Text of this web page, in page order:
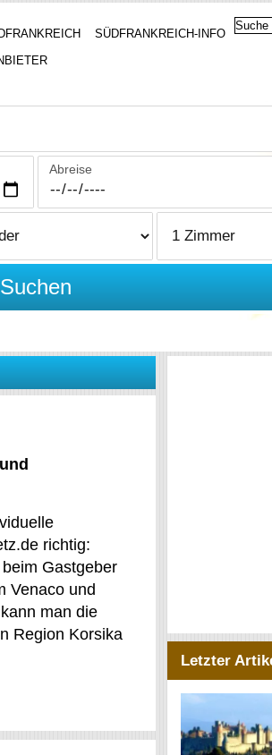
SÜDFRANKREICH-INFO
Abreise
Suchen
richtig:
Gastgeber
Venaco und
man die
Region Korsika
Letzter